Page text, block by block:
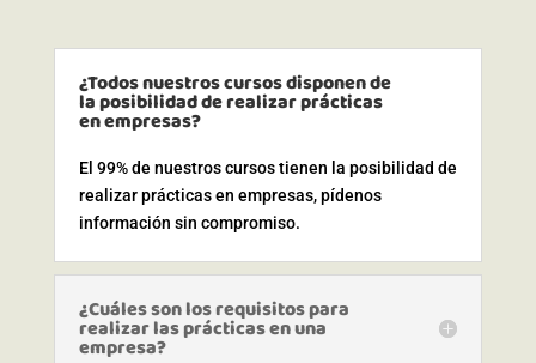
¿Todos nuestros cursos disponen de
la posibilidad de realizar prácticas
en empresas?
El 99% de nuestros cursos tienen la posibilidad de
realizar prácticas en empresas, pídenos
información sin compromiso.
¿Cuáles son los requisitos para
realizar las prácticas en una
empresa?